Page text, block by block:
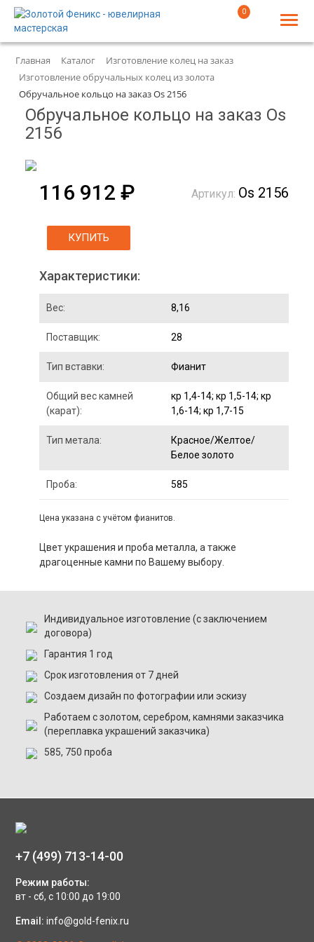
0
Главная Каталог
Изготовление колец на заказ
Изготовление обручальных колец из золота
Обручальное кольцо на заказ Os 2156
Обручальное кольцо на заказ Os
2156
116 912 ₽ Артикул: Os 2156
КУПИТЬ
Характеристики:
Вес: 8,16
Поставщик: 28
Тип вставки: Фианит
Общий вес камней
(карат):
кр 1,4-14; кр 1,5-14; кр
1,6-14; кр 1,7-15
Тип метала:
Красное/Желтое/
Белое золото
Проба: 585
Цена указана с учётом фианитов.
Цвет украшения и проба металла, а также
драгоценные камни по Вашему выбору.
Индивидуальное изготовление (с заключением
договора)
Гарантия 1 год
Срок изготовления от 7 дней
Создаем дизайн по фотографии или эскизу
Работаем с золотом, серебром, камнями заказчика
(переплавка украшений заказчика)
585, 750 проба
+7 (499) 713-14-00
Режим работы:
вт - сб, с 10:00 до 19:00
Email: info@gold-fenix.ru